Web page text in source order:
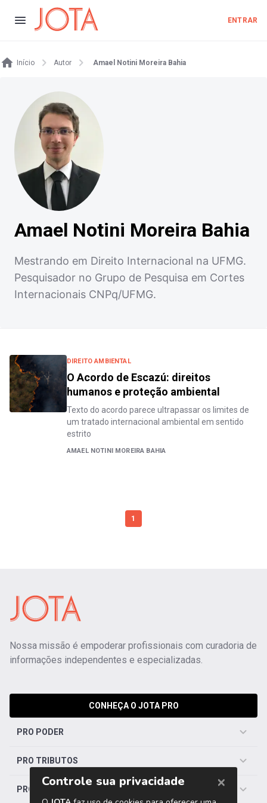
ENTRAR
Início Autor Amael Notini Moreira Bahia
Amael Notini Moreira Bahia
Mestrando em Direito Internacional na UFMG.
Pesquisador no Grupo de Pesquisa em Cortes
Internacionais CNPq/UFMG.
DIREITO AMBIENTAL
O Acordo de Escazú: direitos
humanos e proteção ambiental
Texto do acordo parece ultrapassar os limites de
um tratado internacional ambiental em sentido
estrito
AMAEL NOTINI MOREIRA BAHIA
1
Nossa missão é empoderar profissionais com curadoria de
informações independentes e especializadas.
CONHEÇA O JOTA PRO
PRO PODER
PRO TRIBUTOS
PRO TRABALHISTA